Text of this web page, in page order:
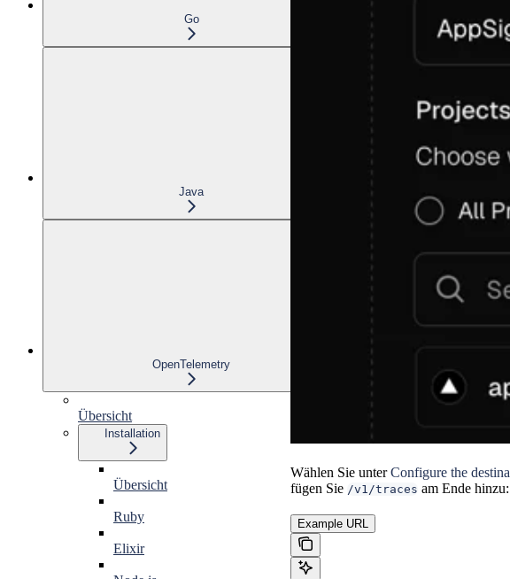
Go
Java
OpenTelemetry
Übersicht
Installation
Übersicht
Ruby
Elixir
Wählen Sie unterConfigure the
fügen Sie /v1/traces am Ende hinzu:
Example URL